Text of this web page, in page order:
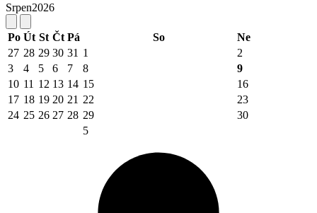
Srpen2026
Po Út St Čt Pá So
Ne
27 28 29 30 31 1
2
3
4 5 6 7 8
9
10 11 12 13 14 15
16
17 18 19 20 21 22
23
24 25 26 27 28 29 30
5